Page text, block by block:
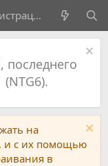
Регистрация
, последнего
на
и с их помощью
в